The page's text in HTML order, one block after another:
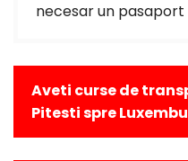
necesar un pasaport
Aveti curse de
Pitesti spre